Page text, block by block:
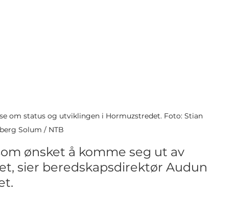
om status og utviklingen i Hormuzstredet. Foto: Stian
Solum / NTB
ønsket å komme seg ut av
sier beredskapsdirektør Audun